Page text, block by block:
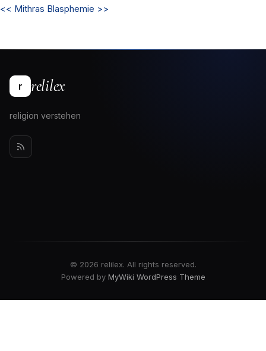
<< Mithras Blasphemie >>
r relilex
religion verstehen
© 2026 relilex. All rights reserved.
Powered by MyWiki WordPress Theme